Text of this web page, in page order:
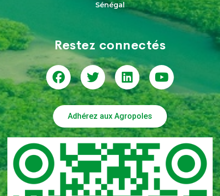
Sénégal
Restez connectés
Adhérez aux Agropoles